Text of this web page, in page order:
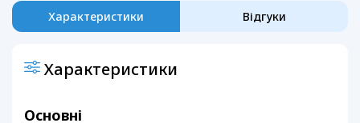
Характеристики Відгуки
Характеристики
Основні